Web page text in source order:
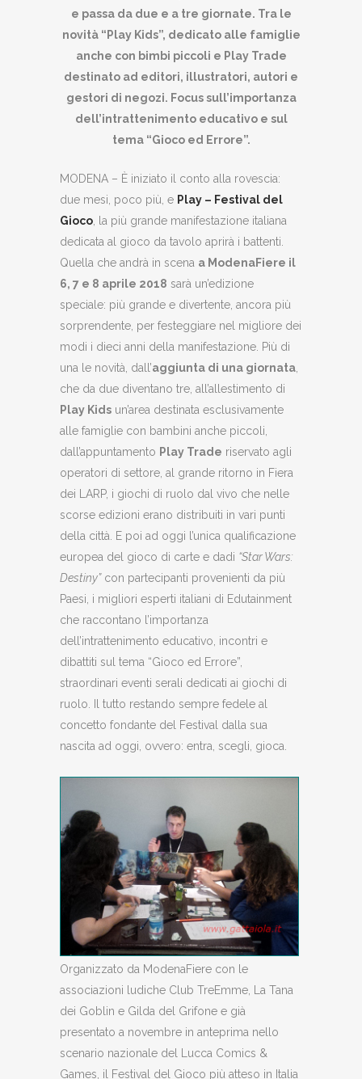
e passa da due e a tre giornate. Tra le
novità “Play Kids”, dedicato alle famiglie
anche con bimbi piccoli e Play Trade
destinato ad editori, illustratori, autori e
gestori di negozi. Focus sull’importanza
dell’intrattenimento educativo e sul
tema “Gioco ed Errore”.
MODENA – È iniziato il conto alla rovescia:
due mesi, poco più, e Play – Festival del
Gioco , la più grande manifestazione italiana
dedicata al gioco da tavolo aprirà i battenti.
Quella che andrà in scena a ModenaFiere il
6, 7 e 8 aprile 2018 sarà un’edizione
speciale: più grande e divertente, ancora più
sorprendente, per festeggiare nel migliore dei
modi i dieci anni della manifestazione. Più di
una le novità, dall’aggiunta di una giornata
che da due diventano tre, all’allestimento di
Play Kids un’area destinata esclusivamente
alle famiglie con bambini anche piccoli,
dall’appuntamento Play Trade riservato agli
operatori di settore, al grande ritorno in Fiera
dei LARP, i giochi di ruolo dal vivo che nelle
scorse edizioni erano distribuiti in vari punti
della città. E poi ad oggi l’unica qualificazione
europea del gioco di carte e dadi “Star Wars:
Destiny”con partecipanti provenienti da più
Paesi, i migliori esperti italiani di Edutainment
che raccontano l’importanza
dell’intrattenimento educativo, incontri e
dibattiti sul tema “Gioco ed Errore”,
straordinari eventi serali dedicati ai giochi di
ruolo. Il tutto restando sempre fedele al
concetto fondante del Festival dalla sua
nascita ad oggi, ovvero: entra, scegli, gioca.
Organizzato da ModenaFiere con le
associazioni ludiche Club TreEmme, La Tana
dei Goblin e Gilda del Grifone e già
presentato a novembre in anteprima nello
scenario nazionale del Lucca Comics &
Games, il Festival del Gioco più atteso in Italia